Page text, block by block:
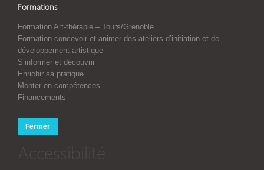
Formations
Formation Art-thérapie – Tours/Grenoble
Formation concevoir et animer des ateliers d’initiation et de
développement artistique
S’informer et découvrir
Enrichir sa pratique
Monter en compétences
Financements
Fermer
Accessibilité